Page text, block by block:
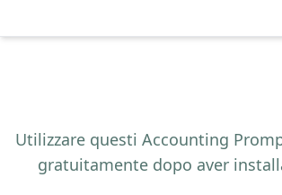
Utilizzare questi Accounting
gratuitamente dopo aver